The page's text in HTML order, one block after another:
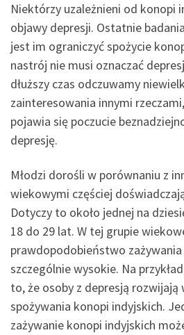
Niektórzy uzależnieni od konopi
objawy depresji. Ostatnie
jest im ograniczyć spożycie
nastrój nie musi oznaczać
dłuższy czas odczuwamy
zainteresowania innymi
pojawia się poczucie
depresję.
Młodzi dorośli w porównaniu z
wiekowymi częściej
Dotyczy to około jednej na
18 do 29 lat. W tej grupie
prawdopodobieństwo
szczególnie wysokie. Na
to, że osoby z depresją rozwijają
spożywania konopi indyjskich.
zażywanie konopi indyjskich